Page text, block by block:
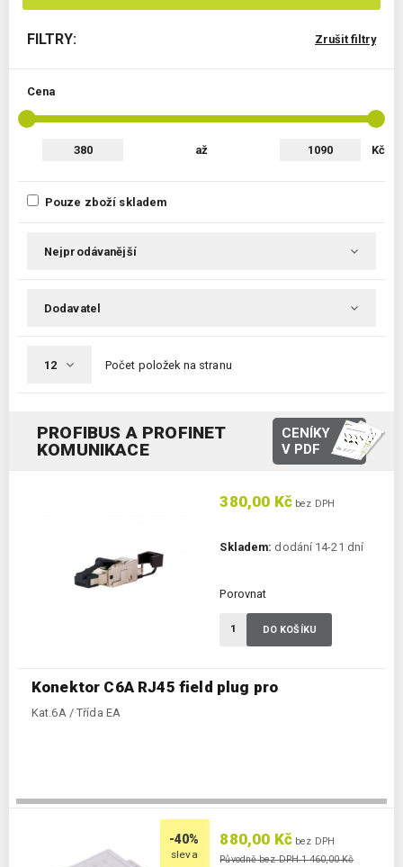
FILTRY: Zrušit filtry
Cena
až Kč
Pouze zboží skladem
Počet položek na stranu
PROFIBUS A PROFINET
KOMUNIKACE
CENÍKY
V PDF
Konektor C6A RJ45 field plug pro
Kat.6A / Třída EA
380,00 Kč bez DPH
Skladem: dodání 14-21 dní
Porovnat
DO KOŠÍKU
-40%
sleva
880,00 Kč bez DPH
Původně bez DPH 1 460,00 Kč